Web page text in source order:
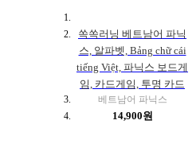
쏙쏙러닝 베트남어 파닉
스, 알파벳, Bảng chữ cái
tiếng Việt, 파닉스 보드게
임, 카드게임, 투명 카드
베트남어 파닉스
14,900원